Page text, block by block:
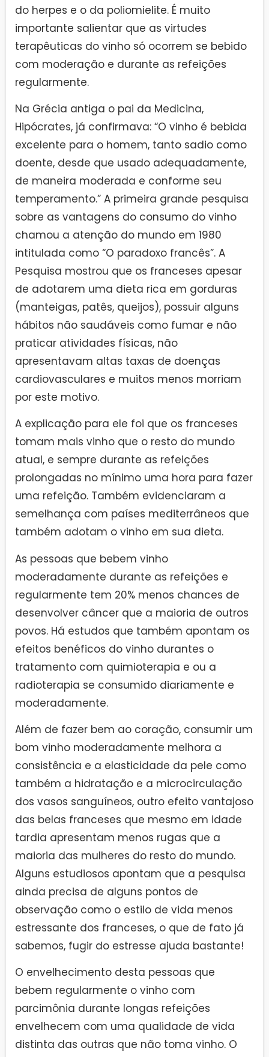
do herpes e o da poliomielite. É muito
importante salientar que as virtudes
terapêuticas do vinho só ocorrem se bebido
com moderação e durante as refeições
regularmente.
Na Grécia antiga o pai da Medicina,
Hipócrates, já confirmava: “O vinho é bebida
excelente para o homem, tanto sadio como
doente, desde que usado adequadamente,
de maneira moderada e conforme seu
temperamento.” A primeira grande pesquisa
sobre as vantagens do consumo do vinho
chamou a atenção do mundo em 1980
intitulada como “O paradoxo francês”. A
Pesquisa mostrou que os franceses apesar
de adotarem uma dieta rica em gorduras
(manteigas, patês, queijos), possuir alguns
hábitos não saudáveis como fumar e não
praticar atividades físicas, não
apresentavam altas taxas de doenças
cardiovasculares e muitos menos morriam
por este motivo.
A explicação para ele foi que os franceses
tomam mais vinho que o resto do mundo
atual, e sempre durante as refeições
prolongadas no mínimo uma hora para fazer
uma refeição. Também evidenciaram a
semelhança com países mediterrâneos que
também adotam o vinho em sua dieta.
As pessoas que bebem vinho
moderadamente durante as refeições e
regularmente tem 20% menos chances de
desenvolver câncer que a maioria de outros
povos. Há estudos que também apontam os
efeitos benéficos do vinho durantes o
tratamento com quimioterapia e ou a
radioterapia se consumido diariamente e
moderadamente.
Além de fazer bem ao coração, consumir um
bom vinho moderadamente melhora a
consistência e a elasticidade da pele como
também a hidratação e a microcirculação
dos vasos sanguíneos, outro efeito vantajoso
das belas franceses que mesmo em idade
tardia apresentam menos rugas que a
maioria das mulheres do resto do mundo.
Alguns estudiosos apontam que a pesquisa
ainda precisa de alguns pontos de
observação como o estilo de vida menos
estressante dos franceses, o que de fato já
sabemos, fugir do estresse ajuda bastante!
O envelhecimento desta pessoas que
bebem regularmente o vinho com
parcimônia durante longas refeições
envelhecem com uma qualidade de vida
distinta das outras que não toma vinho. O